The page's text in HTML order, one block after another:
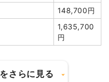
坪
万円
148,700円
1,635,700
円
さらに見る